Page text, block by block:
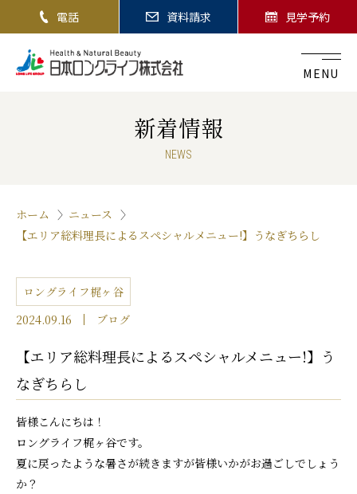
電話 資料請求 見学予約
MENU
新着情報
NEWS
ホーム
ニュース
【エリア総料理長によるスペシャルメニュー!】うなぎちらし
ロングライフ梶ヶ谷
2024.09.16
ブログ
【エリア総料理長によるスペシャルメニュー!】う
なぎちらし
皆様こんにちは！
ロングライフ梶ヶ谷です。
夏に戻ったような暑さが続きますが皆様いかがお過ごしでしょう
か？